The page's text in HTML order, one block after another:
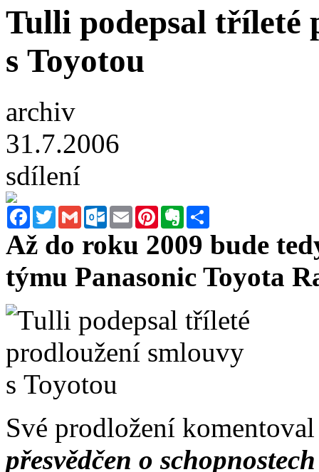
Tulli podepsal tříleté
s Toyotou
archiv
31.7.2006
sdílení
FacebookTwitterGmail Outlook.com
Email PinterestEvernote
Až do roku 2009 bude
týmu Panasonic Toyota
Své prodložení
přesvědčen o